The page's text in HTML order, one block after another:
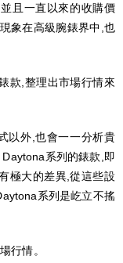
且一直以來的收購價
象在高級腕錶界中,也
款,整理出市場行情來
以外,也會一一分析貴
系列的錶款,即
極大的差異,從這些設
系列是屹立不搖
行情。